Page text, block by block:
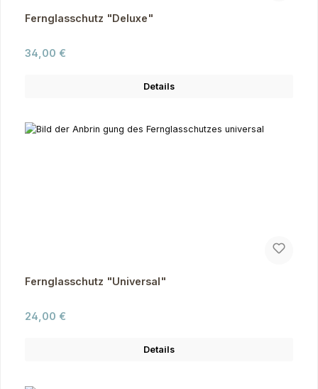
Fernglasschutz "Deluxe"
Regulärer Preis:
34,00 €
Details
Fernglasschutz "Universal"
Regulärer Preis:
24,00 €
Details